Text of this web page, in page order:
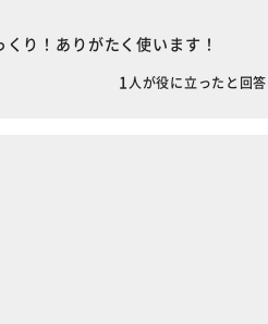
り！ありがたく使います！
1 人が役に立ったと回答